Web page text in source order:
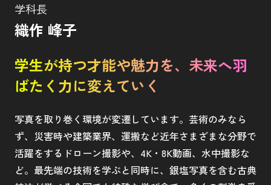
学科長
織作 峰子
学生が持つ才能や魅力を、未来へ羽
ばたく力に変えていく
写真を取り巻く環境が変遷しています。芸術のみなら
ず、災害時や建築業界、運搬など近年さまざまな分野で
活躍をするドローン撮影や、4K・8K動画、水中撮影な
ど。最先端の技術を学ぶと同時に、銀塩写真を含む古典